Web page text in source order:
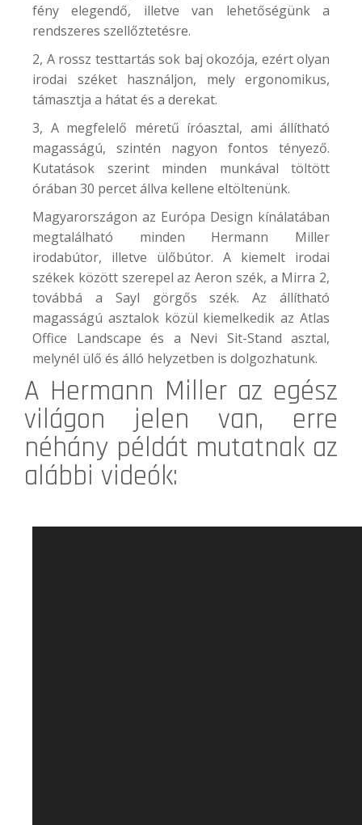
fény elegendő, illetve van lehetőségünk a
rendszeres szellőztetésre.
2, A rossz testtartás sok baj okozója, ezért olyan
irodai széket használjon, mely ergonomikus,
támasztja a hátat és a derekat.
3, A megfelelő méretű íróasztal, ami állítható
magasságú, szintén nagyon fontos tényező.
Kutatások szerint minden munkával töltött
órában 30 percet állva kellene eltöltenünk.
Magyarországon az Európa Design kínálatában
megtalálható minden Hermann Miller
irodabútor, illetve ülőbútor. A kiemelt irodai
székek között szerepel az Aeron szék, a Mirra 2,
továbbá a Sayl görgős szék. Az állítható
magasságú asztalok közül kiemelkedik az Atlas
Office Landscape és a Nevi Sit-Stand asztal,
melynél ülő és álló helyzetben is dolgozhatunk.
A Hermann Milleraz egész
világon jelen van, erre
néhány példát mutatnak az
alábbi videók: